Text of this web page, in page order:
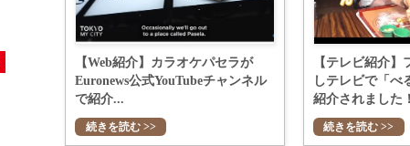
【Web紹介】カラオケパセラが
Euronews公式YouTubeチャンネル
で紹介...
続きを読む >>
【テレビ紹介】
しテレビで「べ
紹介されました
続きを読む >>